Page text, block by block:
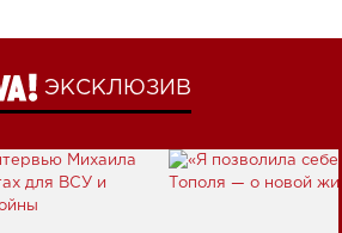
ЭКСКЛЮЗИВ